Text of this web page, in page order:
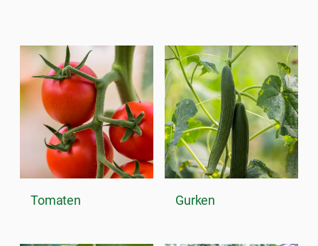
Tomaten Gurken